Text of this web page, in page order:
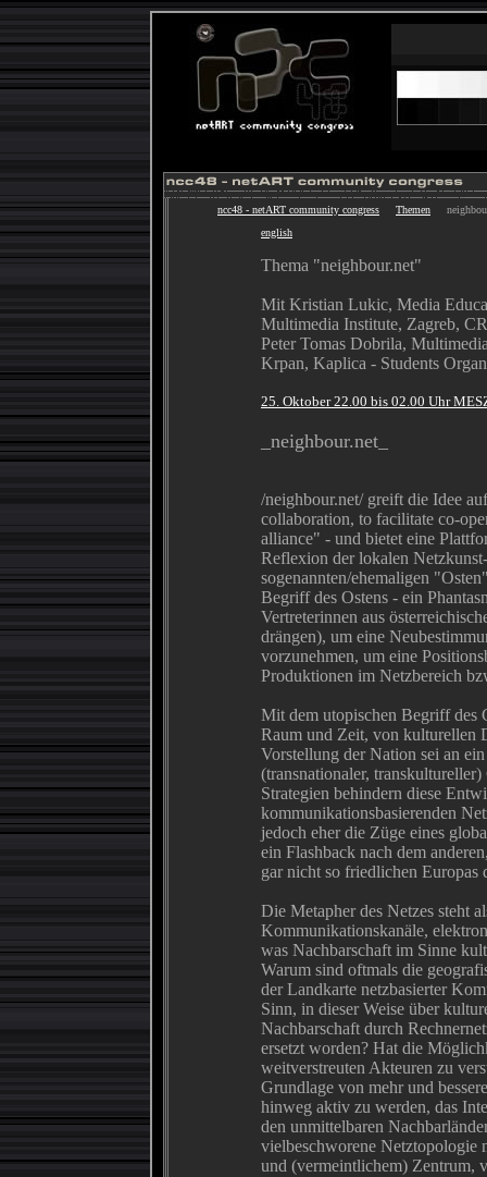
ncc48 - netART community congress Themen
english
Thema "neighbour.net"
Mit Kristian Lukic, Media
Multimedia Institute, Zagreb,
Peter Tomas Dobrila,
Krpan, Kaplica - Students
25. Oktober 22.00 bis 02.00 Uhr
_neighbour.net_
/neighbour.net/ greift die Idee
collaboration, to facilitate co-
alliance" - und bietet eine
Reflexion der lokalen
sogenannten/ehemaligen
Begriff des Ostens - ein
Vertreterinnen aus
drängen), um eine
vorzunehmen, um eine
Produktionen im Netzbereich
Mit dem utopischen Begriff des
Raum und Zeit, von kulturellen
Vorstellung der Nation sei an
(transnationaler,
Strategien behindern diese
kommunikationsbasierenden
jedoch eher die Züge eines
ein Flashback nach dem
gar nicht so friedlichen Europas
Die Metapher des Netzes steht
Kommunikationskanäle,
was Nachbarschaft im Sinne
Warum sind oftmals die
der Landkarte netzbasierter
Sinn, in dieser Weise über
Nachbarschaft durch
ersetzt worden? Hat die
weitverstreuten Akteuren zu
Grundlage von mehr und
hinweg aktiv zu werden, das
den unmittelbaren
vielbeschworene Netztopologie
und (vermeintlichem) Zentrum,